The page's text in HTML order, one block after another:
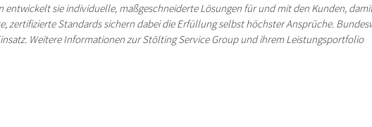
entwickelt sie individuelle, maßgeschneiderte Lösungen für und mit den Kunden,
zertifizierte Standards sichern dabei die Erfüllung selbsthöchster Ansprüche.
Weitere Informationen zur Stölting ServiceGroup und ihrem Leistungsportfolio